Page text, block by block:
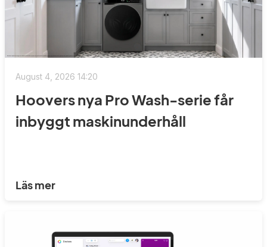
August 4, 2026 14:20
Hoovers nya Pro Wash-serie får
inbyggt maskinunderhåll
Läs mer